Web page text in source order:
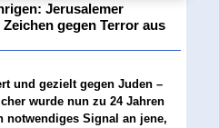
Jerusalemer
gegen Terror aus
und gezielt gegen Juden –
wurde nun zu 24 Jahren
notwendiges Signal an jene,